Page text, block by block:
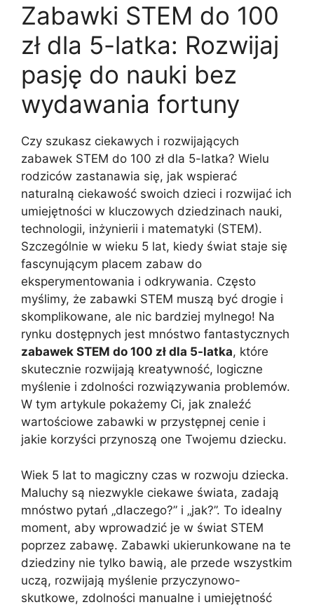
Zabawki STEM do 100
zł dla 5-latka: Rozwijaj
pasję do nauki bez
wydawania fortuny
Czy szukasz ciekawych i rozwijających
zabawek STEM do 100 zł dla 5-latka? Wielu
rodziców zastanawia się, jak wspierać
naturalną ciekawość swoich dzieci i rozwijać ich
umiejętności w kluczowych dziedzinach nauki,
technologii, inżynierii i matematyki (STEM).
Szczególnie w wieku 5 lat, kiedy świat staje się
fascynującym placem zabaw do
eksperymentowania i odkrywania. Często
myślimy, że zabawki STEM muszą być drogie i
skomplikowane, ale nic bardziej mylnego! Na
rynku dostępnych jest mnóstwo fantastycznych
zabawek STEM do 100 zł dla 5-latka, które
skutecznie rozwijają kreatywność, logiczne
myślenie i zdolności rozwiązywania problemów.
W tym artykule pokażemy Ci, jak znaleźć
wartościowe zabawki w przystępnej cenie i
jakie korzyści przynoszą one Twojemu dziecku.
Wiek 5 lat to magiczny czas w rozwoju dziecka.
Maluchy są niezwykle ciekawe świata, zadają
mnóstwo pytań „dlaczego?” i „jak?”. To idealny
moment, aby wprowadzić je w świat STEM
poprzez zabawę. Zabawki ukierunkowane na te
dziedziny nie tylko bawią, ale przede wszystkim
uczą, rozwijają myślenie przyczynowo-
skutkowe, zdolności manualne i umiejętność